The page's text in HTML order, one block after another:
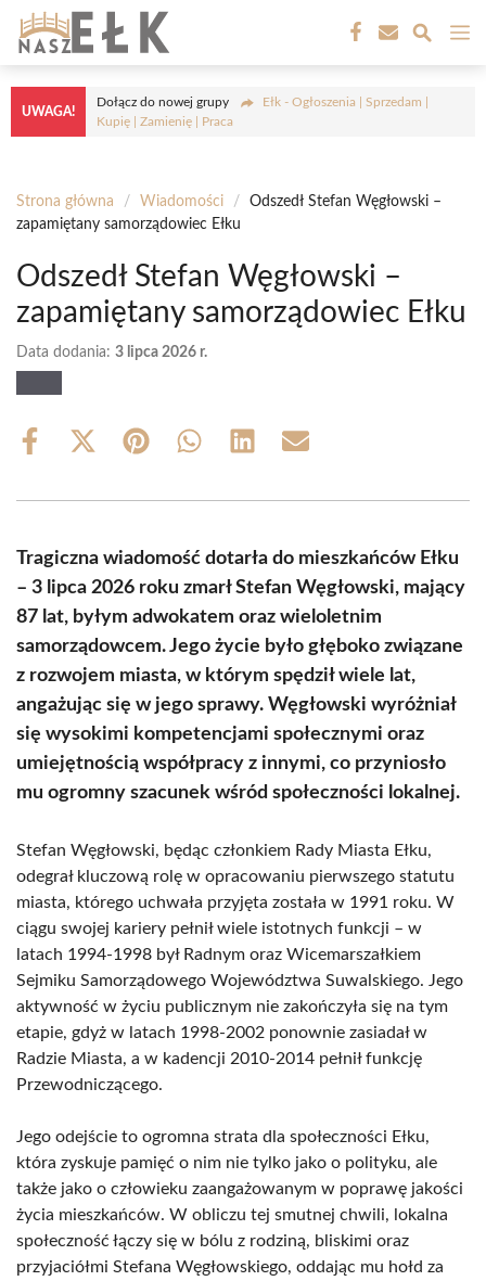
Przejdź
treści
UWAGA!
Dołącz do nowej grupy
Ełk - Ogłoszenia | Sprzedam |
Kupię | Zamienię | Praca
Strona główna / Wiadomości /
Odszedł Stefan Węgłowski –
zapamiętany samorządowiec Ełku
Odszedł Stefan Węgłowski –
zapamiętany samorządowiec Ełku
Data dodania: 3 lipca 2026 r.
Share
Share
(Twitter)
Share Share Share Share
Tragiczna wiadomość dotarła do mieszkańców Ełku
– 3 lipca 2026 roku zmarł Stefan Węgłowski, mający
87 lat, byłym adwokatem oraz wieloletnim
samorządowcem. Jego życie było głęboko związane
z rozwojem miasta, w którym spędził wiele lat,
angażując się w jego sprawy. Węgłowski wyróżniał
się wysokimi kompetencjami społecznymi oraz
umiejętnością współpracy z innymi, co przyniosło
mu ogromny szacunek wśród społeczności lokalnej.
Stefan Węgłowski, będąc członkiem Rady Miasta Ełku,
odegrał kluczową rolę w opracowaniu pierwszego statutu
miasta, którego uchwała przyjęta została w 1991 roku. W
ciągu swojej kariery pełnił wiele istotnych funkcji – w
latach 1994-1998 był Radnym oraz Wicemarszałkiem
Sejmiku Samorządowego Województwa Suwalskiego. Jego
aktywność w życiu publicznym nie zakończyła się na tym
etapie, gdyż w latach 1998-2002 ponownie zasiadał w
Radzie Miasta, a w kadencji 2010-2014 pełnił funkcję
Przewodniczącego.
Jego odejście to ogromna strata dla społeczności Ełku,
która zyskuje pamięć o nim nie tylko jako o polityku, ale
także jako o człowieku zaangażowanym w poprawę jakości
życia mieszkańców. W obliczu tej smutnej chwili, lokalna
społeczność łączy się w bólu z rodziną, bliskimi oraz
przyjaciółmi Stefana Węgłowskiego, oddając mu hołd za